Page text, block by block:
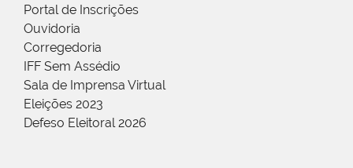
Portal de Inscrições
Ouvidoria
Corregedoria
IFF Sem Assédio
Sala de Imprensa Virtual
Eleições 2023
Defeso Eleitoral 2026